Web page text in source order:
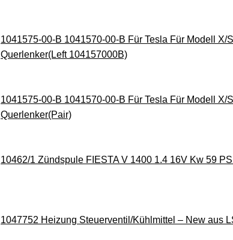
1041575-00-B 1041570-00-B Für Tesla Für Modell
Querlenker(Left 104157000B)
1041575-00-B 1041570-00-B Für Tesla Für Modell
Querlenker(Pair)
10462/1 Zündspule FIESTA V 1400 1.4 16V Kw 59
1047752 Heizung Steuerventil/Kühlmittel – New aus